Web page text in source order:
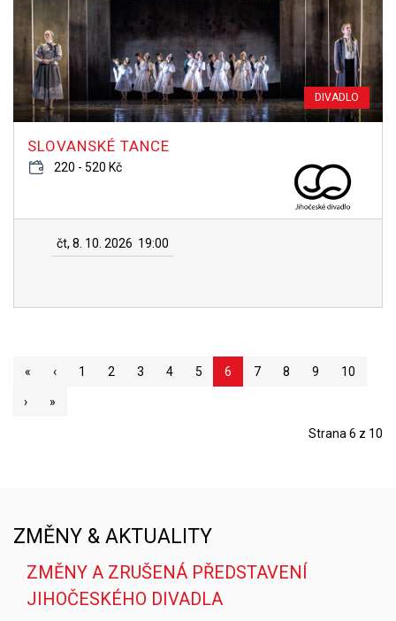
DIVADLO
SLOVANSKÉ TANCE
220 - 520 Kč
čt, 8. 10. 2026 19:00
« ‹ 1 2 3 4 5 6 7 8 9 10
› »
Strana 6 z 10
ZMĚNY & AKTUALITY
ZMĚNY A ZRUŠENÁ PŘEDSTAVENÍ
JIHOČESKÉHO DIVADLA